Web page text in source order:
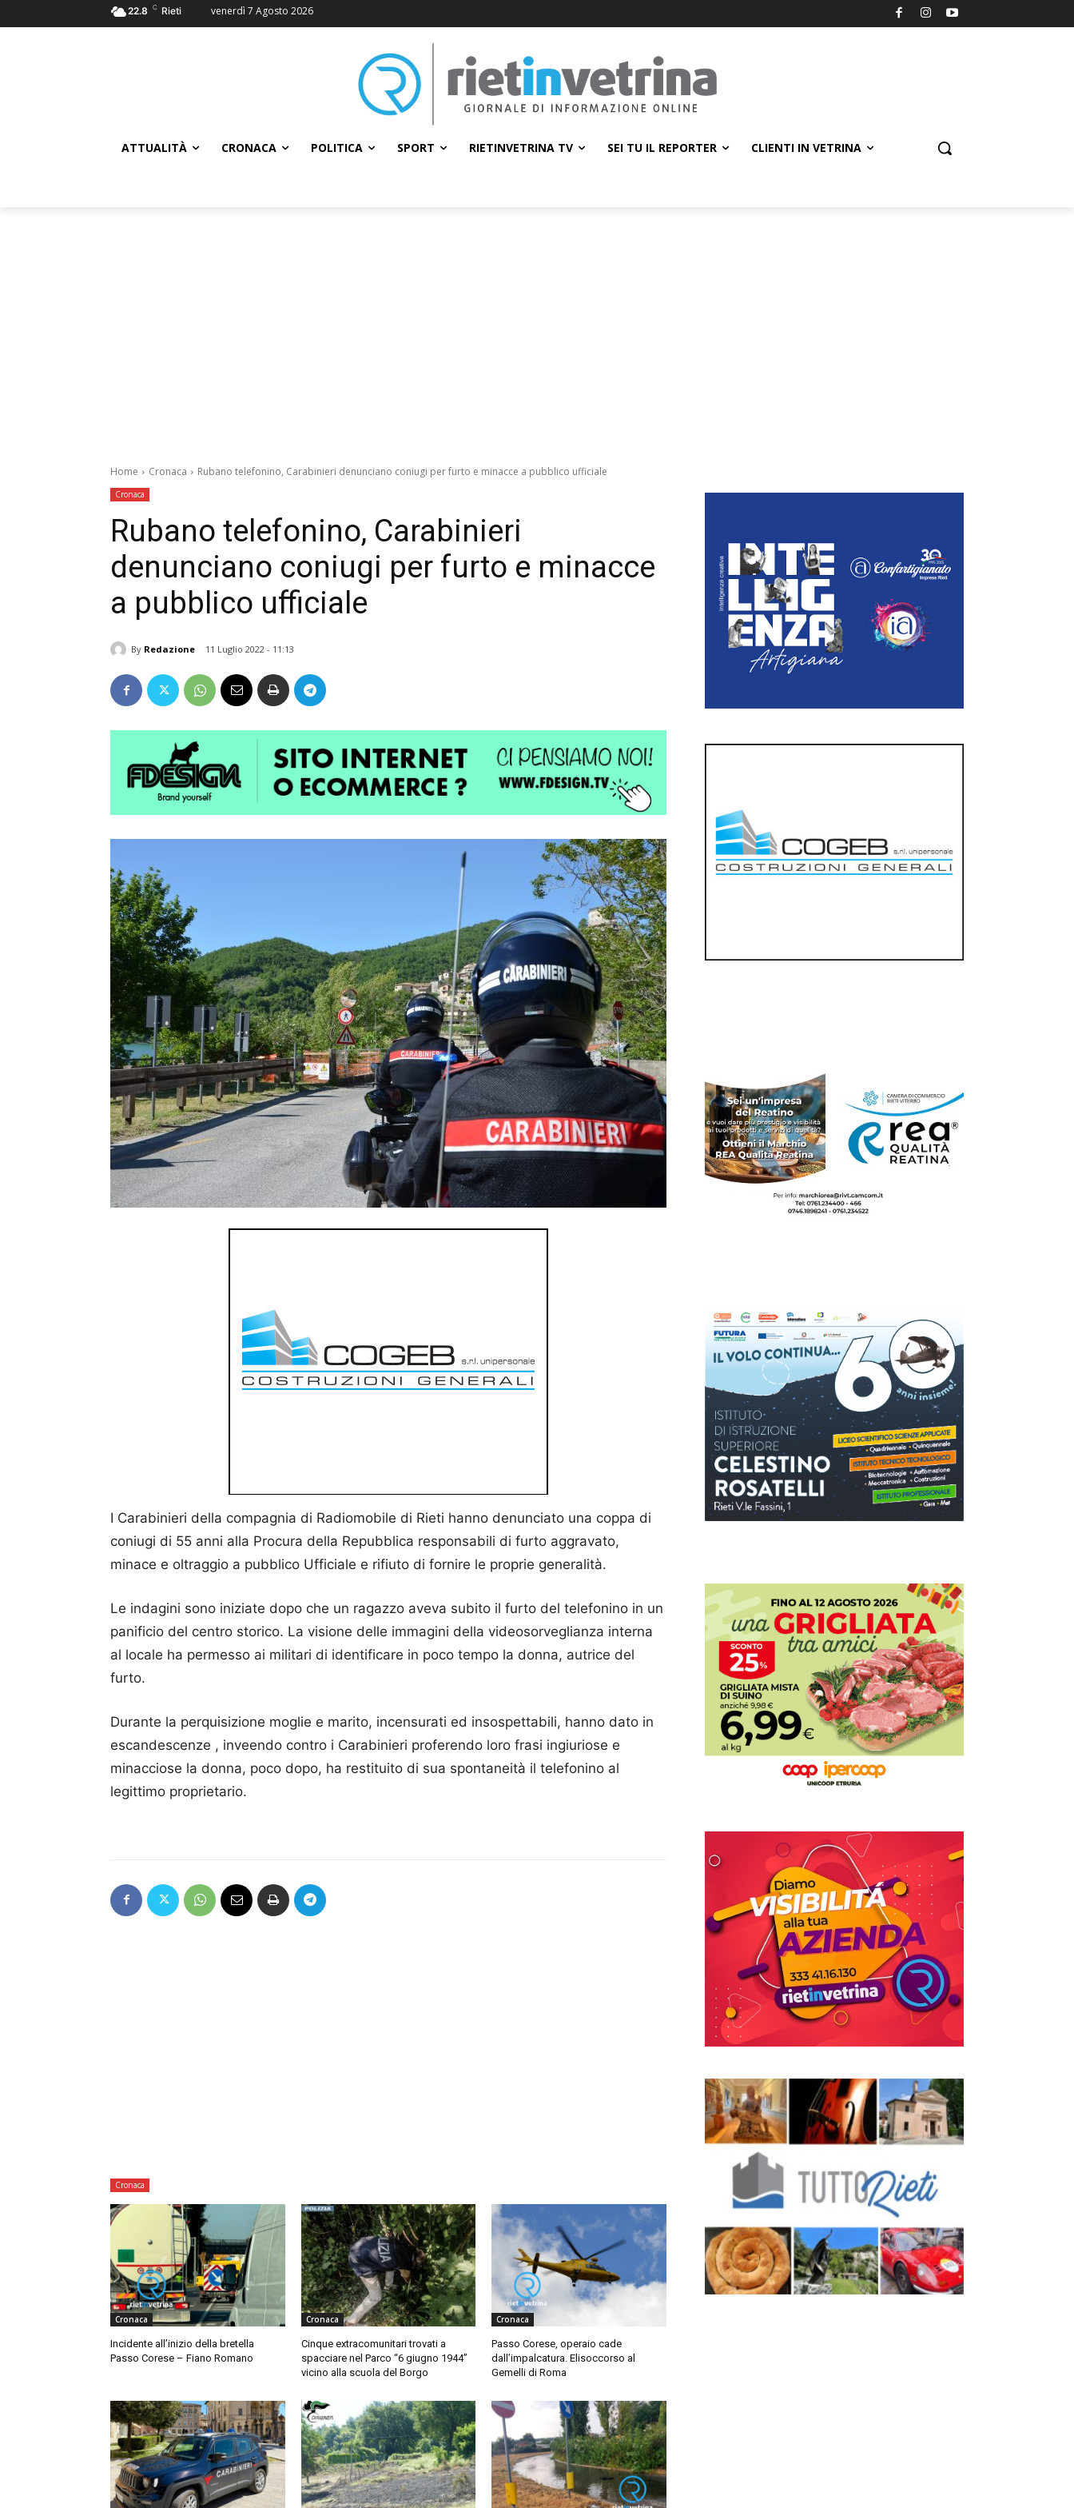
22.8 C Rieti venerdì 7 Agosto 2026
ATTUALITÀ CRONACA POLITICA SPORT RIETINVETRINA TV SEI TU IL REPORTER CLIENTI IN VETRINA
Home Cronaca Rubano telefonino, Carabinieri denunciano coniugi per furto e minacce a pubblico ufficiale
Cronaca
Rubano telefonino, Carabinieri
denunciano coniugi per furto e minacce
a pubblico ufficiale
By Redazione 11 Luglio 2022 - 11:13
I Carabinieri della compagnia di Radiomobile di Rieti hanno denunciato una coppa di
coniugi di 55 anni alla Procura della Repubblica responsabili di furto aggravato,
minace e oltraggio a pubblico Ufficiale e rifiuto di fornire le proprie generalità.
Le indagini sono iniziate dopo che un ragazzo aveva subito il furto del telefonino in un
panificio del centro storico. La visione delle immagini della videosorveglianza interna
al locale ha permesso ai militari di identificare in poco tempo la donna, autrice del
furto.
Durante la perquisizione moglie e marito, incensurati ed insospettabili, hanno dato in
escandescenze , inveendo contro i Carabinieri proferendo loro frasi ingiuriose e
minacciose la donna, poco dopo, ha restituito di sua spontaneità il telefonino al
legittimo proprietario.
Cronaca
Cronaca
Incidente all’inizio della bretella
Passo Corese – Fiano Romano
Cronaca
Cinque extracomunitari trovati a
spacciare nel Parco “6 giugno 1944”
vicino alla scuola del Borgo
Cronaca
Passo Corese, operaio cade
dall’impalcatura. Elisoccorso al
Gemelli di Roma